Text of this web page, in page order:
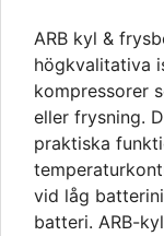
ARB kyl &
högkvalitativa
kompressorer
eller frysning.
praktiska
vid låg
batteri. ARB-